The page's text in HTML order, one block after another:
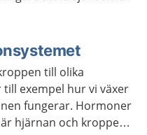
till olika
exempel hur vi växer
fungerar. Hormoner
hjärnan och kroppen